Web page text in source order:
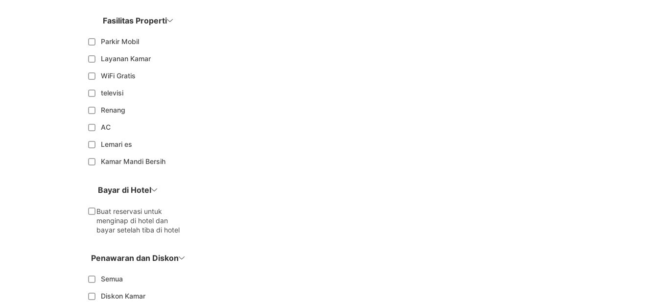
Fasilitas Properti
Parkir Mobil
Layanan Kamar
WiFi Gratis
televisi
Renang
AC
Lemari es
Kamar Mandi Bersih
Bayar di Hotel
Buat reservasi untuk
menginap di hotel dan
bayar setelah tiba di hotel
Penawaran dan Diskon
Semua
Diskon Kamar